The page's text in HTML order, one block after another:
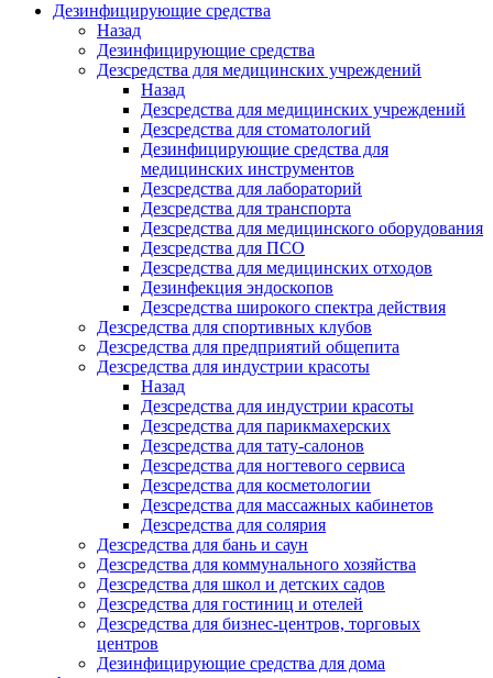
Дезинфицирующие средства
Назад
Дезинфицирующие средства
Дезсредства для медицинских учреждений
Назад
Дезсредства для медицинских учреждений
Дезсредства для стоматологий
Дезинфицирующие средства для
медицинских инструментов
Дезсредства для лабораторий
Дезсредства для транспорта
Дезсредства для медицинского оборудования
Дезсредства для ПСО
Дезсредства для медицинских отходов
Дезинфекция эндоскопов
Дезсредства широкого спектра действия
Дезсредства для спортивных клубов
Дезсредства для предприятий общепита
Дезсредства для индустрии красоты
Назад
Дезсредства для индустрии красоты
Дезсредства для парикмахерских
Дезсредства для тату-салонов
Дезсредства для ногтевого сервиса
Дезсредства для косметологии
Дезсредства для массажных кабинетов
Дезсредства для солярия
Дезсредства для бань и саун
Дезсредства для коммунального хозяйства
Дезсредства для школ и детских садов
Дезсредства для гостиниц и отелей
Дезсредства для бизнес-центров, торговых
центров
Дезинфицирующие средства для дома